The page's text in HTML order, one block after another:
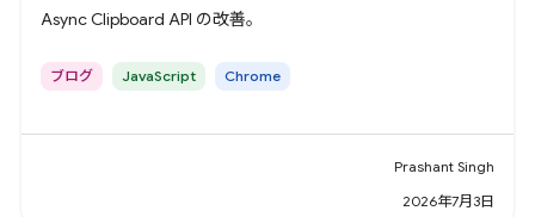
Async Clipboard API の改善。
ブログ JavaScript Chrome
Prashant Singh
2026年7月3日